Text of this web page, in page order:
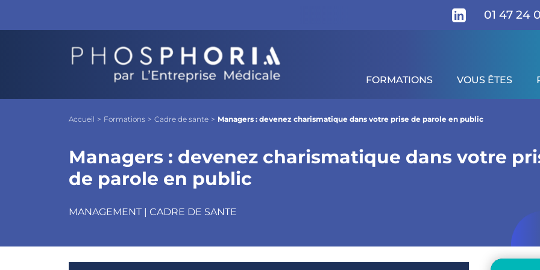
01 47 24
FORMATIONS VOUS ÊTES
Managers : devenez charismatique dans votre prise de parole en public
Objectifs Les + Phosphoria Programme Pour qui ? Prérequis
Accueil > Formations > Cadre de sante > Managers : devenez charismatique dans votre prise de parole en public
Managers : devenez charismatique dans votre
de parole en public
MANAGEMENT | CADRE DE SANTE